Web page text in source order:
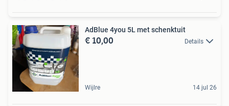
AdBlue 4you 5L met schenktuit
€ 10,00 Details
Wijlre 14 jul 26